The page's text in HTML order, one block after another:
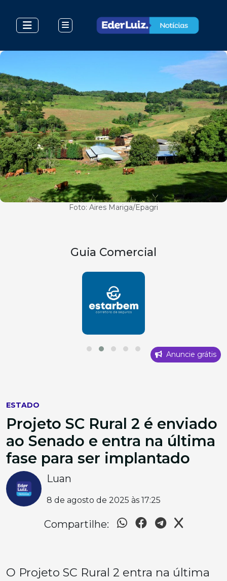
Foto: Aires Mariga/Epagri
Guia Comercial
Anuncie grátis
ESTADO
Projeto SC Rural 2 é enviado
ao Senado e entra na última
fase para ser implantado
Luan
8 de agosto de 2025 às 17:25
Compartilhe:
O Projeto SC Rural 2 entra na última